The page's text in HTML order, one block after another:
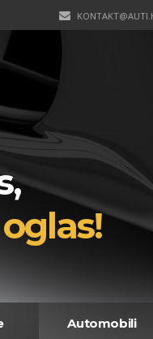
Automobili